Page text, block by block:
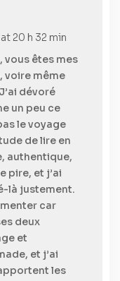
20 h 32 min
vous êtes mes
voire même
dévoré
un peu ce
le voyage
de lire en
authentique,
pire, et j’ai
là justement.
car
deux
et
et j’ai
les